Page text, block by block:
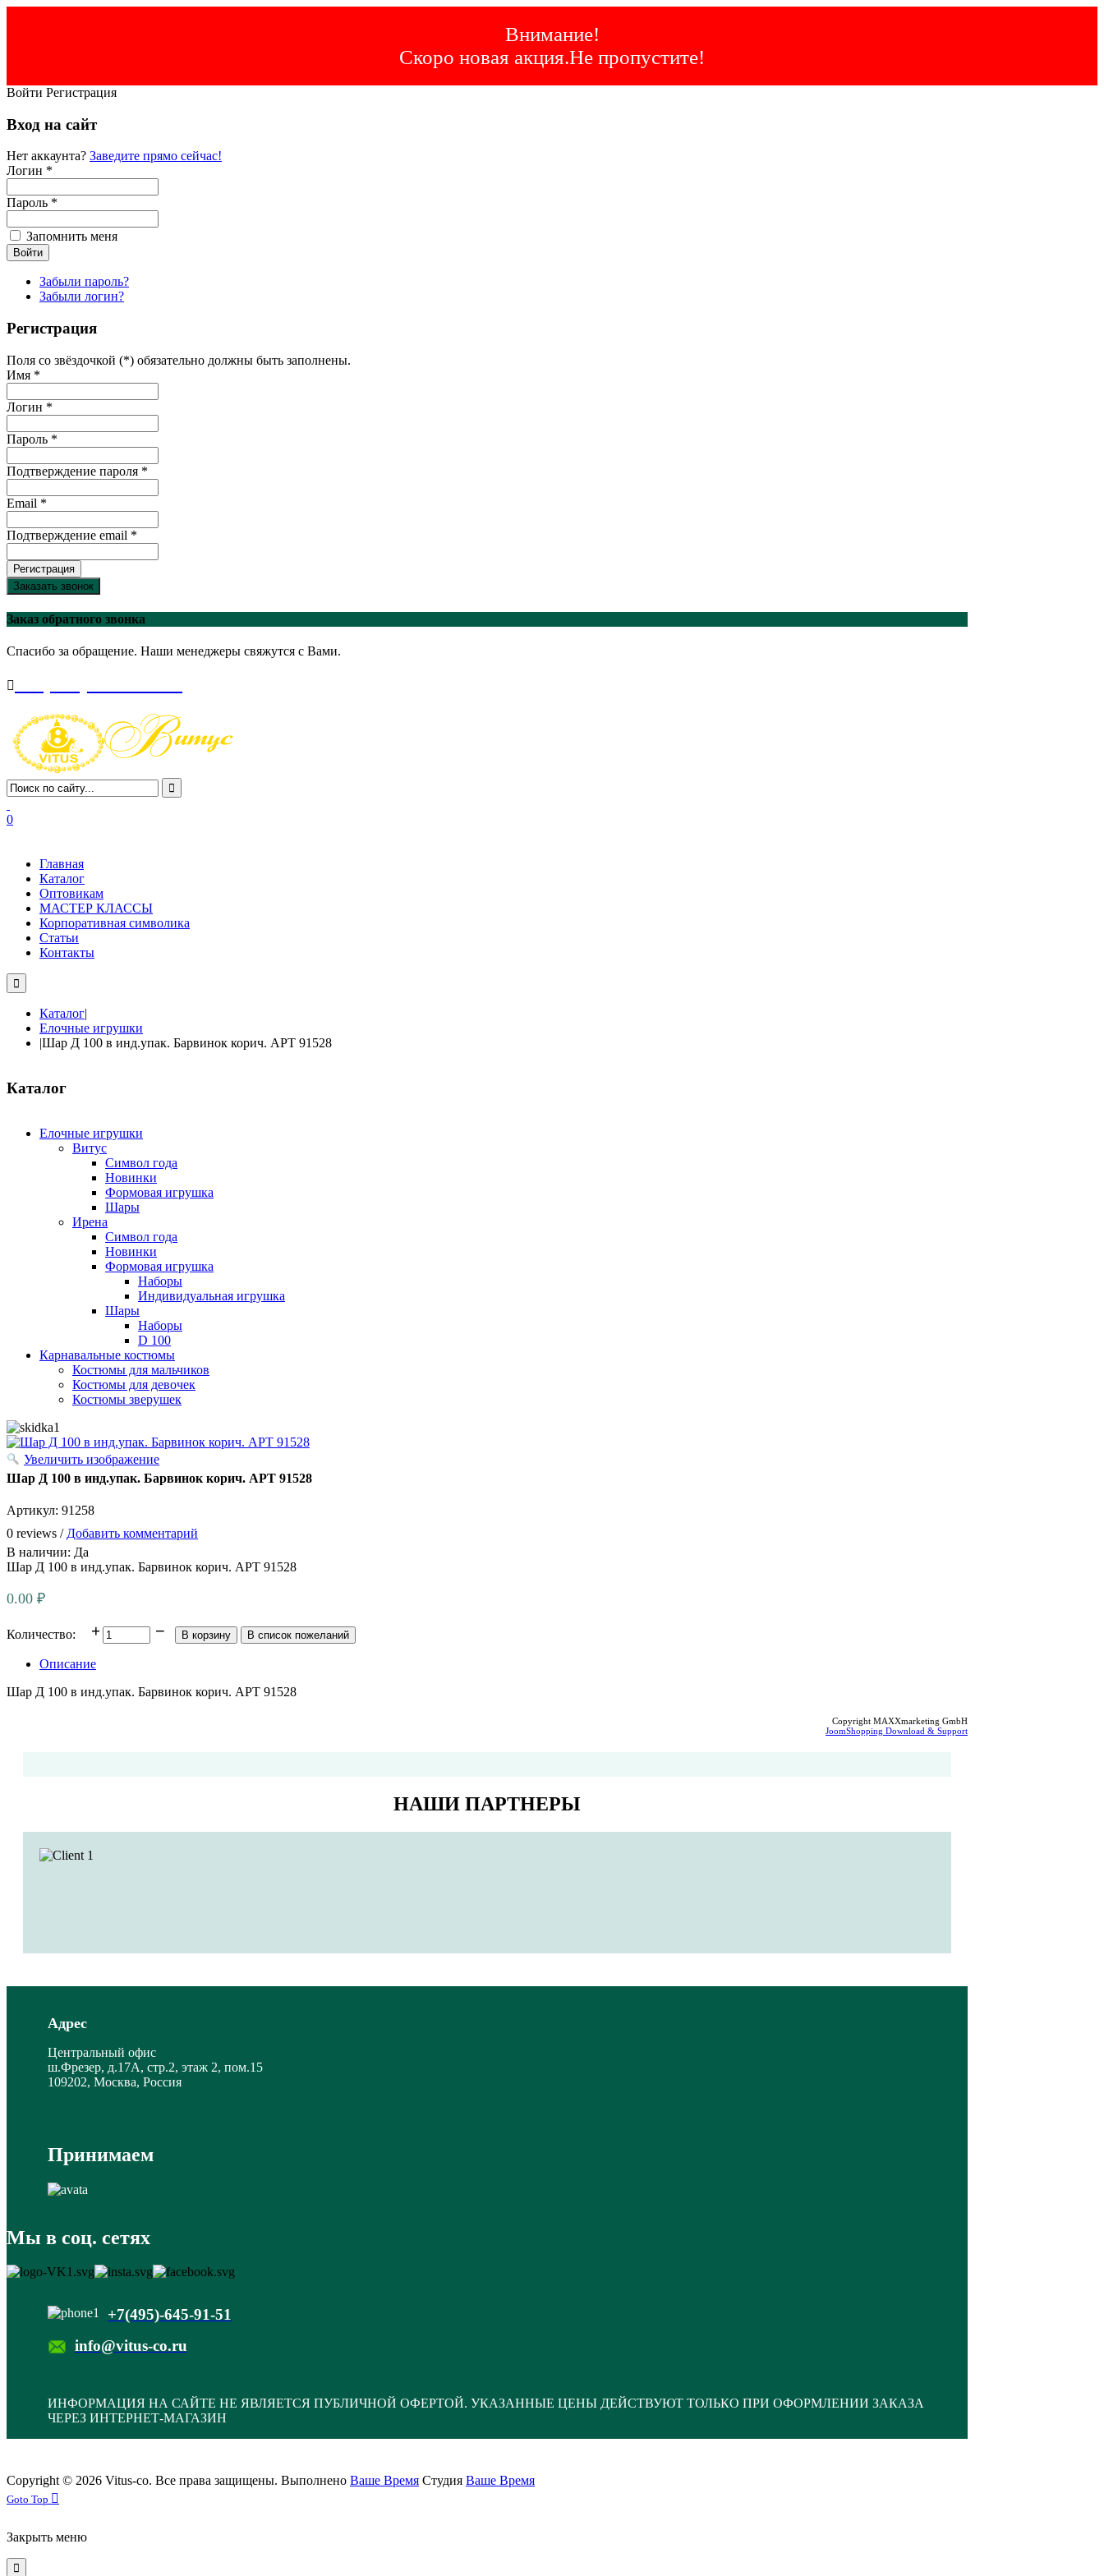
Внимание!
Скоро новая акция.Не пропустите!
Войти Регистрация
Вход на сайт
Нет аккаунта? Заведите прямо сейчас!
Логин *
Пароль *
Запомнить меня
Забыли пароль?
Забыли логин?
Регистрация
Поля со звёздочкой (*) обязательно должны быть заполнены.
Имя *
Логин *
Пароль *
Подтверждение пароля *
Email *
Подтверждение email *
Регистрация
Заказать звонок
Заказ обратного звонка
Спасибо за обращение. Наши менеджеры свяжутся с Вами.
0
Главная
Каталог
Оптовикам
МАСТЕР КЛАССЫ
Корпоративная символика
Статьи
Контакты
Каталог|
Елочные игрушки
|Шар Д 100 в инд.упак. Барвинок корич. АРТ 91528
Каталог
Елочные игрушки
Витус
Символ года
Новинки
Формовая игрушка
Шары
Ирена
Символ года
Новинки
Формовая игрушка
Наборы
Индивидуальная игрушка
Шары
Наборы
D 100
Карнавальные костюмы
Костюмы для мальчиков
Костюмы для девочек
Костюмы зверушек
Увеличить изображение
Шар Д 100 в инд.упак. Барвинок корич. АРТ 91528
Артикул: 91258
0 reviews / Добавить комментарий
В наличии: Да
Шар Д 100 в инд.упак. Барвинок корич. АРТ 91528
0.00 ₽
Количество:
Описание
Шар Д 100 в инд.упак. Барвинок корич. АРТ 91528
Copyright MAXXmarketing GmbH
JoomShopping Download & Support
НАШИ ПАРТНЕРЫ
Адрес
Центральный офис
ш.Фрезер, д.17А, стр.2, этаж 2, пом.15
109202, Москва, Россия
Принимаем
Мы в соц. сетях
+7(495)-645-91-51
info@vitus-co.ru
ИНФОРМАЦИЯ НА САЙТЕ НЕ ЯВЛЯЕТСЯ ПУБЛИЧНОЙ ОФЕРТОЙ. УКАЗАННЫЕ ЦЕНЫ ДЕЙСТВУЮТ ТОЛЬКО ПРИ ОФОРМЛЕНИИ ЗАКАЗА
ЧЕРЕЗ ИНТЕРНЕТ-МАГАЗИН
Copyright © 2026 Vitus-co. Все права защищены. Выполнено Ваше Время Студия Ваше Время
Joomla! 3 Templates
Goto Top
Закрыть меню